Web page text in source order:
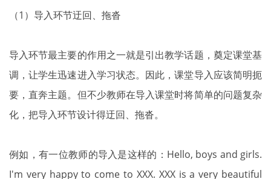
（1）导入环节迂回、拖沓
导入环节最主要的作用之一就是引出教学话题，奠定课堂基
调，让学生迅速进入学习状态。因此，课堂导入应该简明扼
要，直奔主题。但不少教师在导入课堂时将简单的问题复杂
化，把导入环节设计得迂回、拖沓。
例如，有一位教师的导入是这样的：Hello, boys and girls.
I'm very happy to come to XXX. XXX is a very beautiful